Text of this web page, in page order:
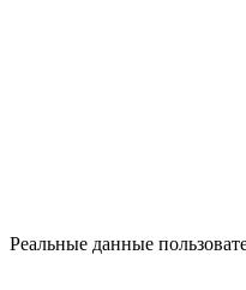
Реальные данные